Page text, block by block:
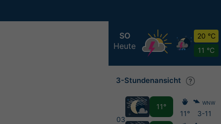
SO
Heute
20 °C
11 °C
3-Stundenansicht
03
11°
11°
WNW
3-11